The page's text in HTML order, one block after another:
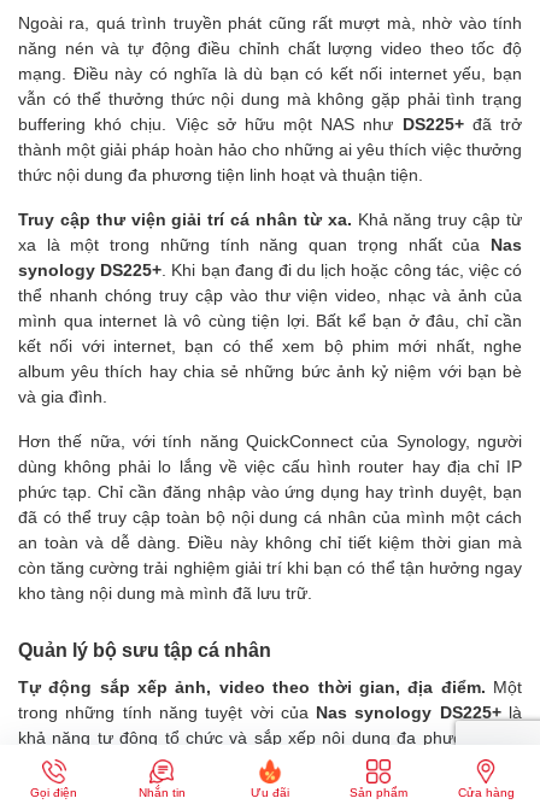
Ngoài ra, quá trình truyền phát cũng rất mượt mà, nhờ vào tính
năng nén và tự động điều chỉnh chất lượng video theo tốc độ
mạng. Điều này có nghĩa là dù bạn có kết nối internet yếu, bạn
vẫn có thể thưởng thức nội dung mà không gặp phải tình trạng
buffering khó chịu. Việc sở hữu một NAS như DS225+đã trở
thành một giải pháp hoàn hảo cho những ai yêu thích việc thưởng
thức nội dung đa phương tiện linh hoạt và thuận tiện.
Truy cập thư viện giải trí cá nhân từ xa. Khả năng truy cập từ
xa là một trong những tính năng quan trọng nhất của Nas
synology DS225+ . Khi bạn đang đi du lịch hoặc công tác, việc có
thể nhanh chóng truy cập vào thư viện video, nhạc và ảnh của
mình qua internet là vô cùng tiện lợi. Bất kể bạn ở đâu, chỉ cần
kết nối với internet, bạn có thể xem bộ phim mới nhất, nghe
album yêu thích hay chia sẻ những bức ảnh kỷ niệm với bạn bè
và gia đình.
Hơn thế nữa, với tính năng QuickConnect của Synology, người
dùng không phải lo lắng về việc cấu hình router hay địa chỉ IP
phức tạp. Chỉ cần đăng nhập vào ứng dụng hay trình duyệt, bạn
đã có thể truy cập toàn bộ nội dung cá nhân của mình một cách
an toàn và dễ dàng. Điều này không chỉ tiết kiệm thời gian mà
còn tăng cường trải nghiệm giải trí khi bạn có thể tận hưởng ngay
kho tàng nội dung mà mình đã lưu trữ.
Quản lý bộ sưu tập cá nhân
Tự động sắp xếp ảnh, video theo thời gian, địa điểm. Một
trong những tính năng tuyệt vời của Nas synology DS225+là
khả năng tự động tổ chức và sắp xếp nội dung đa phương tiện.
Với ứng dụng Synology Moments, người dùng có thể dễ dàng tìm
kiếm và phân loại ảnh, video theo thời gian, địa điểm hoặc chủ
Gọi điện Nhắn tin Ưu đãi Sản phẩm Cửa hàng